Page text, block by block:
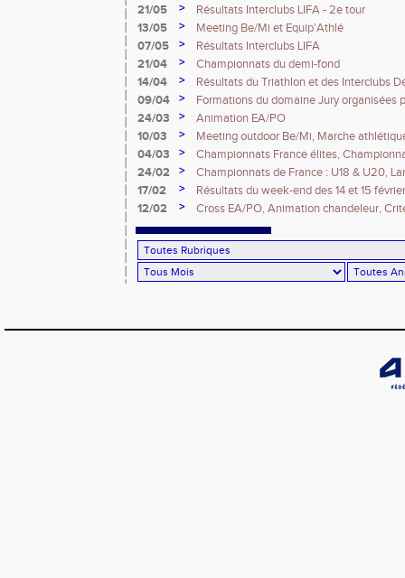
21/05
>
Résultats Interclubs LIFA - 2e tour
13/05
>
Meeting Be/Mi et Equip'Athlé
07/05
>
Résultats Interclubs LIFA
21/04
>
Championnats du demi-fond
14/04
>
Résultats du Triathlon et des Interclubs
09/04
>
Formations du domaine Jury organisées
24/03
>
Animation EA/PO
10/03
>
Meeting outdoor Be/Mi, Marche
04/03
>
Championnats France élites,
24/02
>
Championnats de France : U18 & U20,
Masters
17/02 >
Résultats du week-end des 14 et 15 février
12/02
>
Cross EA/PO, Animation chandeleur,